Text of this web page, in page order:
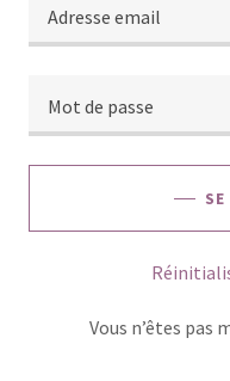
Vous n’êtes pas